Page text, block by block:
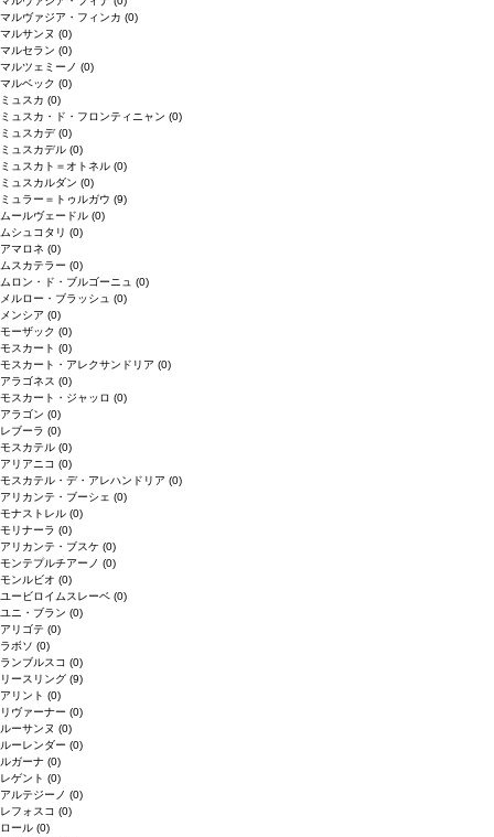
マルヴァジア・フィンカ (0)
マルサンヌ (0)
マルセラン (0)
マルツェミーノ (0)
マルベック (0)
ミュスカ (0)
ミュスカ・ド・フロンティニャン (0)
ミュスカデ(0)
ミュスカデル (0)
ミュスカト＝オトネル (0)
ミュスカルダン (0)
ミュラー＝トゥルガウ (9)
ムールヴェードル (0)
ムシュコタリ (0)
アマロネ (0)
ムスカテラー (0)
ムロン・ド・ブルゴーニュ (0)
メルロー・ブラッシュ (0)
メンシア (0)
モーザック (0)
モスカート (0)
モスカート・アレクサンドリア (0)
アラゴネス (0)
モスカート・ジャッロ (0)
アラゴン (0)
レブーラ (0)
モスカテル (0)
アリアニコ (0)
モスカテル・デ・アレハンドリア (0)
アリカンテ・ブーシェ (0)
モナストレル (0)
モリナーラ (0)
アリカンテ・ブスケ (0)
モンテプルチアーノ (0)
モンルビオ (0)
ユービロイムスレーベ (0)
ユニ・ブラン (0)
アリゴテ (0)
ラボソ (0)
ランブルスコ (0)
リースリング (9)
アリント (0)
リヴァーナー (0)
ルーサンヌ (0)
ルーレンダー (0)
ルガーナ (0)
レゲント (0)
アルテジーノ (0)
レフォスコ (0)
ロール (0)